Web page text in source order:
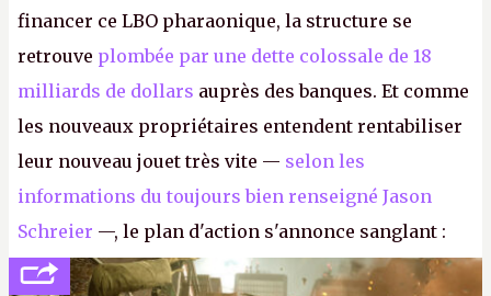
financer ce LBO pharaonique, la structure se
retrouve plombée par une dette colossale de 18
milliards de dollars auprès des banques. Et comme
les nouveaux propriétaires entendent rentabiliser
leur nouveau jouet très vite — selon les
informations du toujours bien renseigné Jason
Schreier —, le plan d'action s'annonce sanglant :
réductions de coûts drastiques, fermetures de